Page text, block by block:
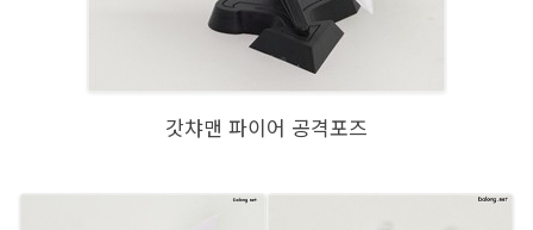
갓챠맨 파이어 공격포즈